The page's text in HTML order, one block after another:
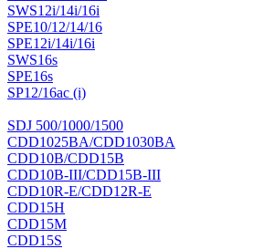
SWS12i/14i/16i
SPE10/12/14/16
SPE12i/14i/16i
SWS16s
SPE16s
SP12/16ac (i)
SDJ 500/1000/1500
CDD1025BA/CDD1030BA
CDD10B/CDD15B
CDD10B-III/CDD15B-III
CDD10R-E/CDD12R-E
CDD15H
CDD15M
CDD15S